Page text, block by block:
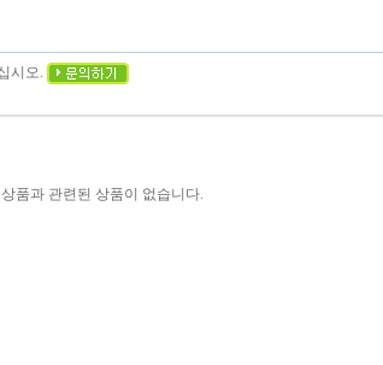
시오.
품과 관련된 상품이 없습니다.